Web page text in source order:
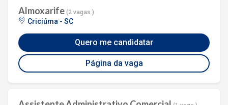
Almoxarife (2 vagas )
Criciúma - SC
Página da vaga
Quero me candidatar